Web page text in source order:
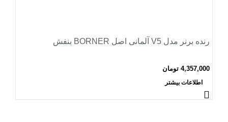
رنده برنر مدل V5 آلمانی اصل BORNER بنفش
4,357,000 تومان
اطلاعات بیشتر